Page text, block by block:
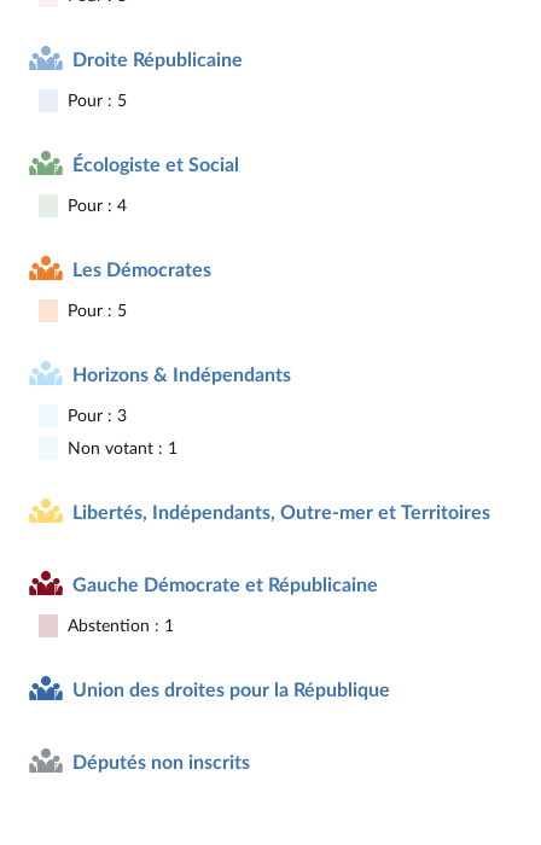
Droite Républicaine
Pour : 5
Écologiste et Social
Pour : 4
Les Démocrates
Pour : 5
Horizons & Indépendants
Pour : 3
Non votant : 1
Libertés, Indépendants, Outre-mer et Territoires
Gauche Démocrate et Républicaine
Abstention : 1
Union des droites pour la République
Députés non inscrits